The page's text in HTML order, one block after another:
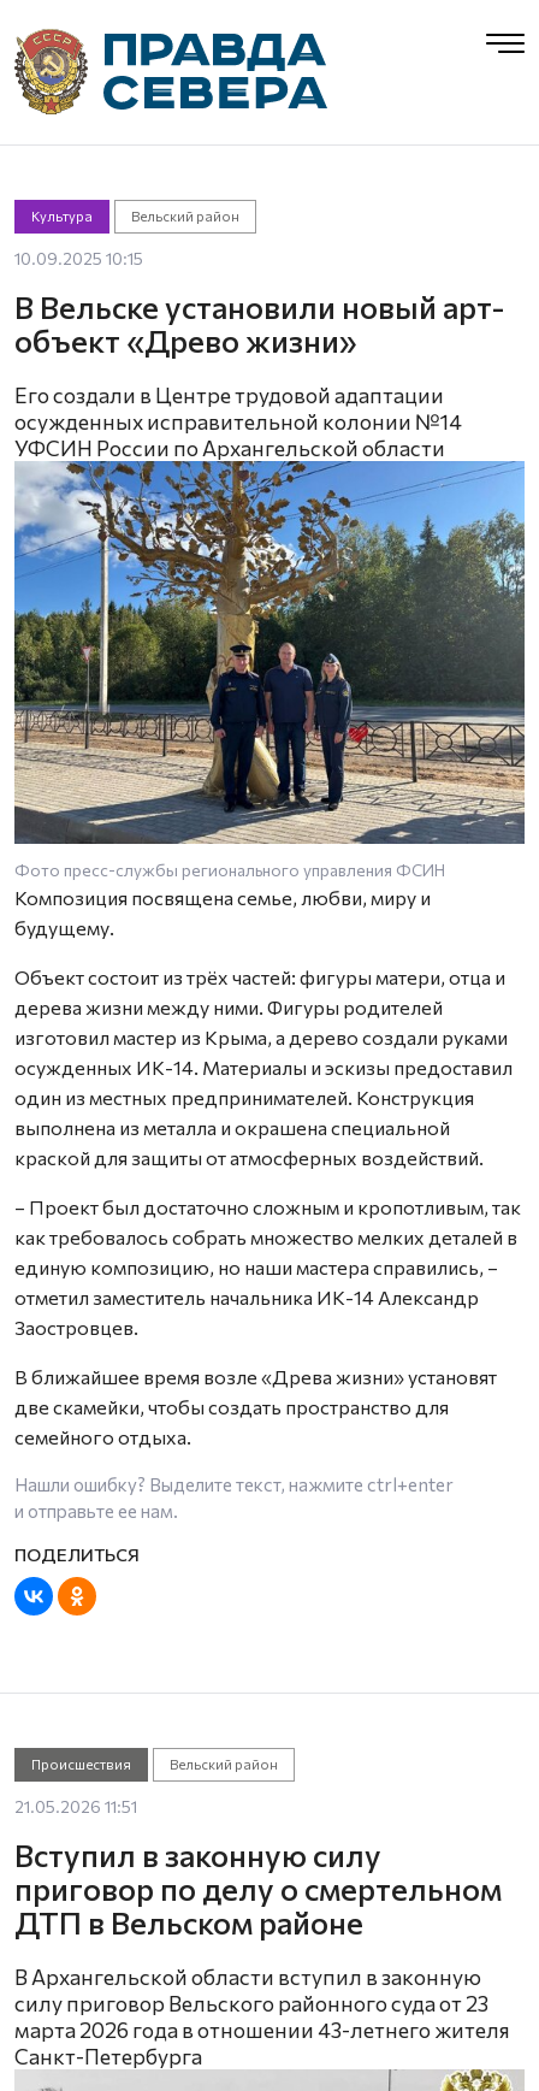
Культура Вельский район
10.09.2025 10:15
В Вельске установили новый арт-
объект «Древо жизни»
Его создали в Центре трудовой адаптации
осужденных исправительной колонии №14
УФСИН России по Архангельской области
Фото пресс-службы регионального управления ФСИН
Композиция посвящена семье, любви, миру и
будущему.
Объект состоит из трёх частей: фигуры матери, отца и
дерева жизни между ними. Фигуры родителей
изготовил мастер из Крыма, а дерево создали руками
осужденных ИК-14. Материалы и эскизы предоставил
один из местных предпринимателей. Конструкция
выполнена из металла и окрашена специальной
краской для защиты от атмосферных воздействий.
– Проект был достаточно сложным и кропотливым, так
как требовалось собрать множество мелких деталей в
единую композицию, но наши мастера справились, –
отметил заместитель начальника ИК-14 Александр
Заостровцев.
В ближайшее время возле «Древа жизни» установят
две скамейки, чтобы создать пространство для
семейного отдыха.
Нашли ошибку? Выделите текст, нажмите ctrl+enter
и отправьте ее нам.
Происшествия Вельский район
21.05.2026 11:51
Вступил в законную силу
приговор по делу о смертельном
ДТП в Вельском районе
В Архангельской области вступил в законную
силу приговор Вельского районного суда от 23
марта 2026 года в отношении 43-летнего жителя
Санкт-Петербурга